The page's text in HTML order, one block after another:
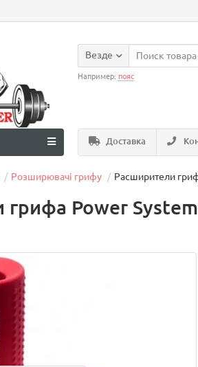
Везде
Например: пояс
Доставка
Розширювачі грифу Расширители
Power